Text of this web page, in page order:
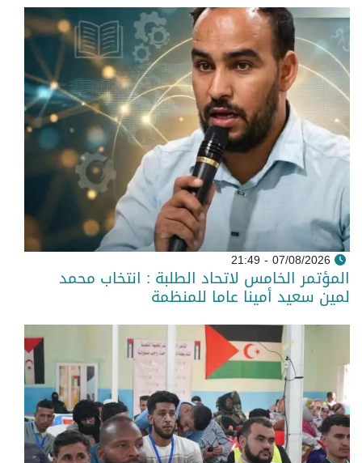
07/08/2026 - 21:49
المؤتمر الخامس لاتحاد الطلبة : انتخاب محمد
لمين سعيد أمينا عاما للمنظمة